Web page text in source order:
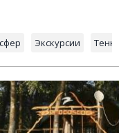
Экскурсии